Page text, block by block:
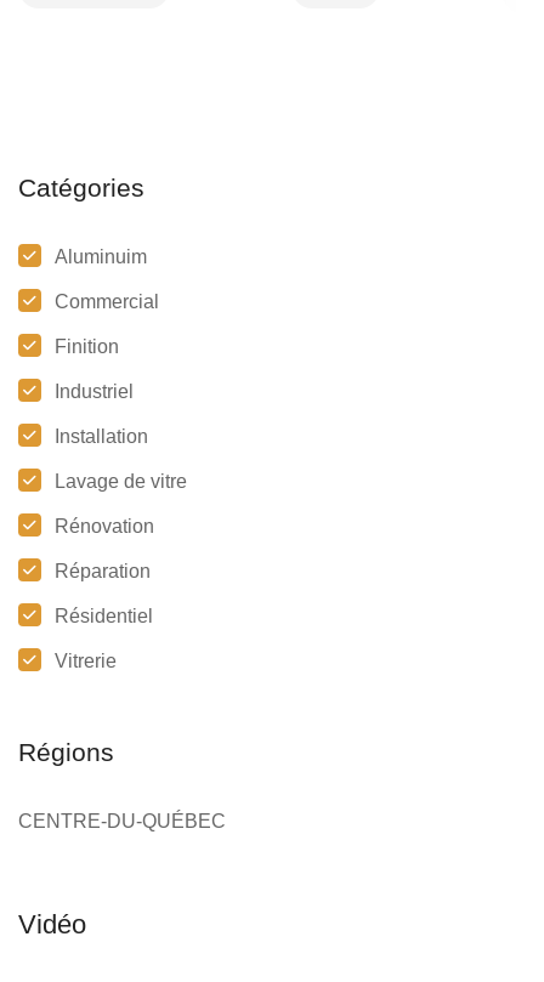
Catégories
Aluminuim
Commercial
Finition
Industriel
Installation
Lavage de vitre
Rénovation
Réparation
Résidentiel
Vitrerie
Régions
CENTRE-DU-QUÉBEC